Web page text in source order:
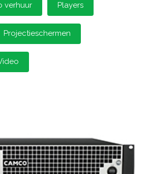
verhuur Players
Projectieschermen